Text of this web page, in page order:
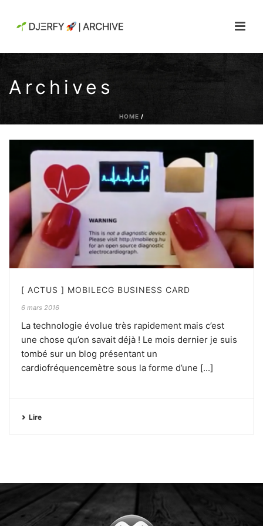
Archives
HOME /
[ ACTUS ] MOBILECG BUSINESS CARD
6 mars 2016
La technologie évolue très rapidement mais c’est
une chose qu’on savait déjà ! Le mois dernier je suis
tombé sur un blog présentant un
cardiofréquencemètre sous la forme d’une [...]
Lire